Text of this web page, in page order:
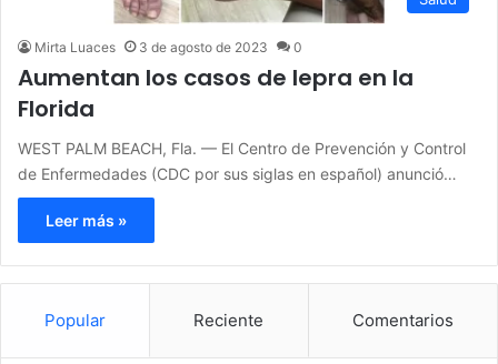
Mirta Luaces 3 de agosto de 2023 0
Aumentan los casos de lepra en la
Florida
WEST PALM BEACH, Fla. — El Centro de Prevención y Control
de Enfermedades (CDC por sus siglas en español) anunció…
Leer más »
Popular Reciente Comentarios